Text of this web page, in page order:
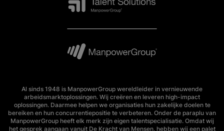
Al sinds 1948 is ManpowerGroup wereldleider in vernieuwende
arbeidsmarktoplossingen. Wij creëren en leveren high-impact
oplossingen. Daarmee helpen we organisaties hun zakelijke doelen te
bereiken en hun concurrentiepositie te verbeteren. Onder de paraplu van
ManpowerGroup heeft elk merk zijn eigen talentspecialisatie. Omdat wij
het gesprek aangaan vanuit De Kracht van Mensen, hebben wij een palet